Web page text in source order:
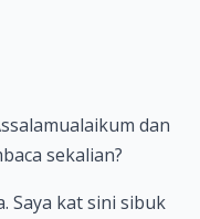
dan
sekalian?
Saya kat sini sibuk